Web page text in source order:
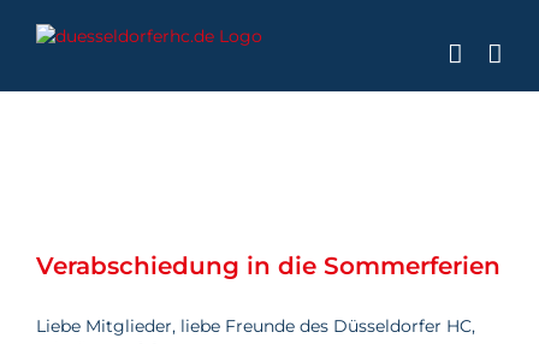
Inhalt
Verabschiedung in die Sommerferien
Liebe Mitglieder, liebe Freunde des Düsseldorfer HC,